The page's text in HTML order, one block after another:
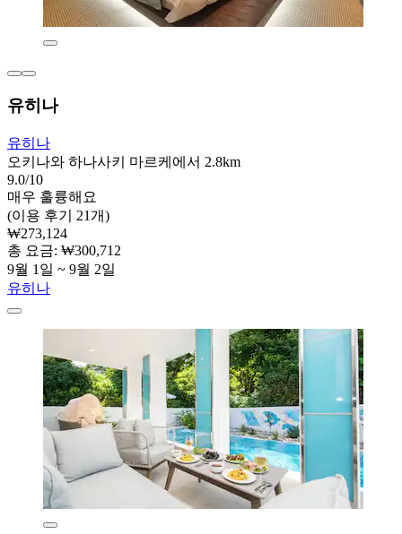
유히나
유히나
오키나와 하나사키 마르케에서 2.8km
9.0/10
매우 훌륭해요
(이용 후기 21개)
₩273,124
총 요금: ₩300,712
9월 1일 ~ 9월 2일
유히나